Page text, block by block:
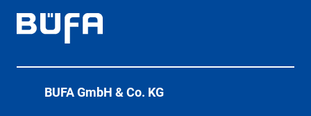
BÜFA GmbH & Co. KG